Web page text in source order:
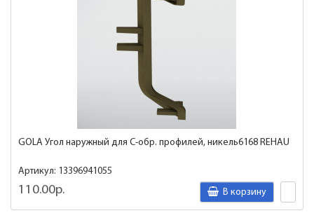
GOLA Угол наружный для C-обр. профилей, никель6168 REHAU
Артикул: 13396941055
110.00р. В корзину